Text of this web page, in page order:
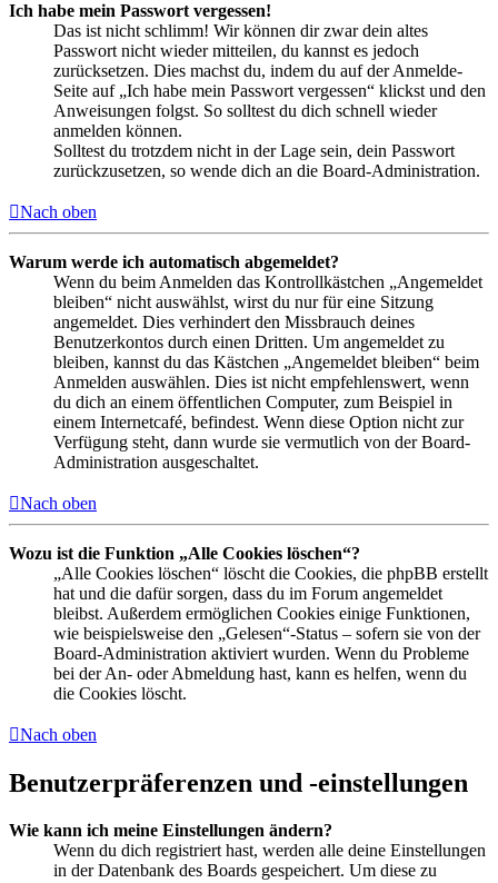
Ich habe mein Passwort vergessen!
Das ist nicht schlimm! Wir können dir zwar dein altes
Passwort nicht wieder mitteilen, du kannst es jedoch
zurücksetzen. Dies machst du, indem du auf der Anmelde-
Seite auf „Ich habe mein Passwort vergessen“ klickst und den
Anweisungen folgst. So solltest du dich schnell wieder
anmelden können.
Solltest du trotzdem nicht in der Lage sein, dein Passwort
zurückzusetzen, so wende dich an die Board-Administration.
Nach oben
Warum werde ich automatisch abgemeldet?
Wenn du beim Anmelden das Kontrollkästchen „Angemeldet
bleiben“ nicht auswählst, wirst du nur für eine Sitzung
angemeldet. Dies verhindert den Missbrauch deines
Benutzerkontos durch einen Dritten. Um angemeldet zu
bleiben, kannst du das Kästchen „Angemeldet bleiben“ beim
Anmelden auswählen. Dies ist nicht empfehlenswert, wenn
du dich an einem öffentlichen Computer, zum Beispiel in
einem Internetcafé, befindest. Wenn diese Option nicht zur
Verfügung steht, dann wurde sie vermutlich von der Board-
Administration ausgeschaltet.
Nach oben
Wozu ist die Funktion „Alle Cookies löschen“?
„Alle Cookies löschen“ löscht die Cookies, die phpBB erstellt
hat und die dafür sorgen, dass du im Forum angemeldet
bleibst. Außerdem ermöglichen Cookies einige Funktionen,
wie beispielsweise den „Gelesen“-Status – sofern sie von der
Board-Administration aktiviert wurden. Wenn du Probleme
bei der An- oder Abmeldung hast, kann es helfen, wenn du
die Cookies löscht.
Nach oben
Benutzerpräferenzen und -einstellungen
Wie kann ich meine Einstellungen ändern?
Wenn du dich registriert hast, werden alle deine Einstellungen
in der Datenbank des Boards gespeichert. Um diese zu